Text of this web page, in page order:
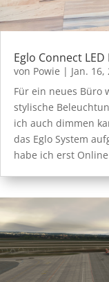
Eglo Connect LED
von Powie | Jan. 16,
Für ein neues Büro
stylische
ich auch dimmen
das Eglo System
habe ich erst